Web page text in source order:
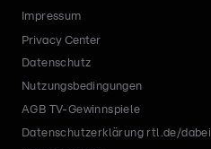
Impressum
Privacy Center
Datenschutz
Nutzungsbedingungen
AGB TV-Gewinnspiele
Datenschutzerklärung rtl.de/dabei